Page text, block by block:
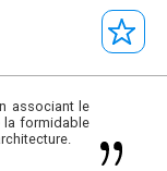
associant le
la formidable